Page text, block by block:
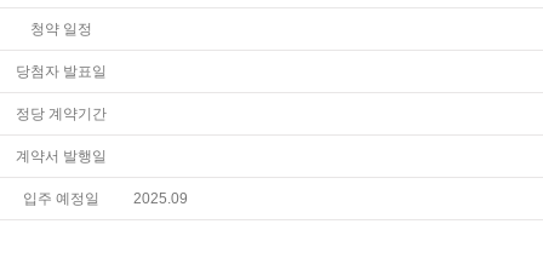
청약 일정
당첨자 발표일
정당 계약기간
계약서 발행일
입주 예정일 2025.09